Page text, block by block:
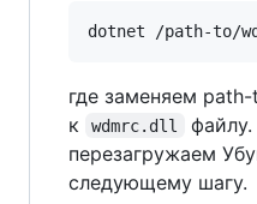
где заменяем
к
wdmrc.dll
файлу.
перезагружаем
следующему шагу.